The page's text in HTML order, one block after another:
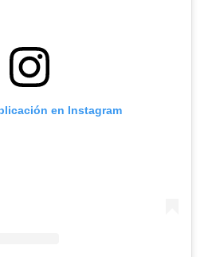
en Instagram